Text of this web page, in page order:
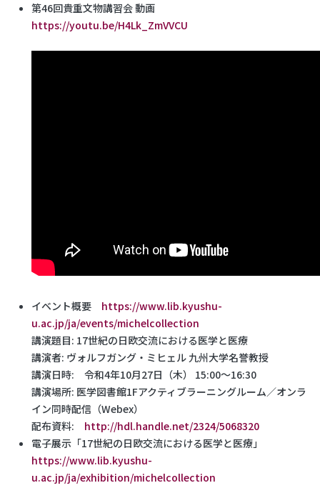
第46回貴重文物講習会 動画
https://youtu.be/H4Lk_ZmVVCU
イベント概要 https://www.lib.kyushu-
u.ac.jp/ja/events/michelcollection
講演題目: 17世紀の日欧交流における医学と医療
講演者: ヴォルフガング・ミヒェル 九州大学名誉教授
講演日時: 令和4年10月27日（木） 15:00～16:30
講演場所: 医学図書館1Fアクティブラーニングルーム／オンラ
イン同時配信（Webex）
配布資料: http://hdl.handle.net/2324/5068320
電子展示「17世紀の日欧交流における医学と医療」
https://www.lib.kyushu-
u.ac.jp/ja/exhibition/michelcollection